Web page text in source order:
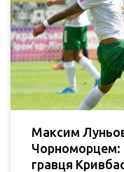
Максим
Чорноморцем:
гравця